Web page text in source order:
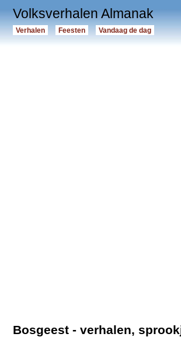
Volksverhalen Almanak
Verhalen Feesten Vandaag de dag
Bosgeest - verhalen,